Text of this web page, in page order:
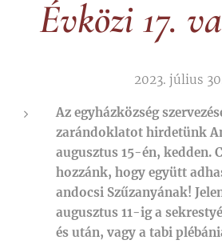
Évközi 17.
2023. július
Az egyházközség
zarándoklatot hirdetünk
augusztus 15-én, kedden.
hozzánk, hogy együtt
andocsi Szűzanyának!
augusztus 11-ig a
és után, vagy a tabi